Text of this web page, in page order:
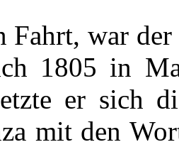
Fahrt, war
1805 in
er sich
mit den